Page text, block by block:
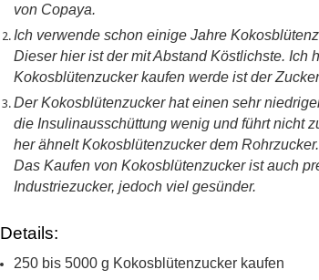
von Copaya.
Ich verwende schon einige Jahre
Dieser hier ist der mit Abstand Köstlichste. Ich
Kokosblütenzucker kaufen werde ist der
Der Kokosblütenzucker hat einen sehr
die Insulinausschüttung wenig und führt nicht
her ähnelt Kokosblütenzucker dem
Das Kaufen von Kokosblütenzucker ist auch
Industriezucker, jedoch viel gesünder.
Details:
250 bis 5000 g Kokosblütenzucker kaufen